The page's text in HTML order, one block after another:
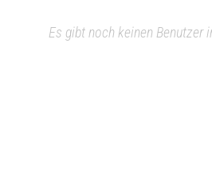
Es gibt noch keinen Benutzer